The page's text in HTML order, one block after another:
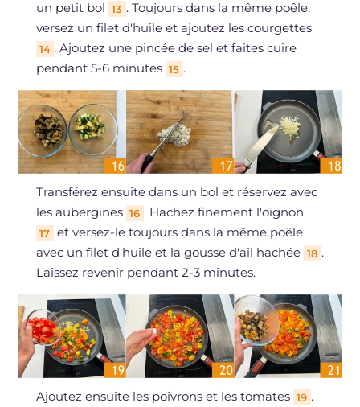
un petit bol 13 . Toujours dans la même poêle,
versez un filet d'huile et ajoutez les courgettes
14 . Ajoutez une pincée de sel et faites cuire
pendant 5-6 minutes 15 .
Transférez ensuite dans un bol et réservez avec
les aubergines 16 . Hachez finement l'oignon
17 et versez-le toujours dans la même poêle
avec un filet d'huile et la gousse d'ail hachée 18 .
Laissez revenir pendant 2-3 minutes.
Ajoutez ensuite les poivrons et les tomates 19 .